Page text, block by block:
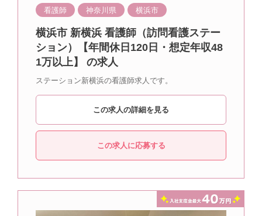
看護師 神奈川県 横浜市
横浜市 新横浜 看護師（訪問看護ステー
ション）【年間休日120日・想定年収48
1万以上】 の求人
ステーション新横浜の看護師求人です。
この求人の詳細を見る
この求人に応募する